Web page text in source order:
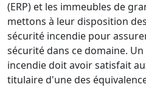
(ERP) et les immeubles de
mettons à leur disposition
sécurité incendie pour
sécurité dans ce domaine.
incendie doit avoir satisfait
titulaire d'une des